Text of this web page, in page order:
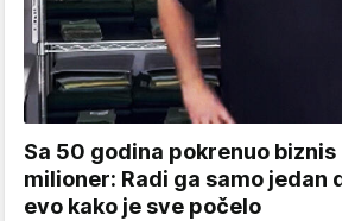
Sa 50 godina pokrenuo biznis
milioner: Radi ga samo jedan
evo kako je sve počelo